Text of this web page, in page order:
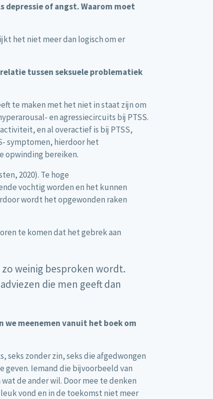
depressie of angst. Waarom moet
het niet meer dan logisch om er
tussen seksuele problematiek
te maken met het niet in staat zijn om
en agressiecircuits bij PTSS.
en al overactief is bij PTSS,
symptomen, hierdoor het
opwinding bereiken.
2020). Te hoge
vochtig worden en het kunnen
wordt het opgewonden raken
te komen dat het gebrek aan
weinig besproken wordt.
die men geeft dan
meenemen vanuit het boek om
seks zonder zin, seks die afgedwongen
geven. Iemand die bijvoorbeeld van
de ander wil. Door mee te denken
vond en in de toekomst niet meer